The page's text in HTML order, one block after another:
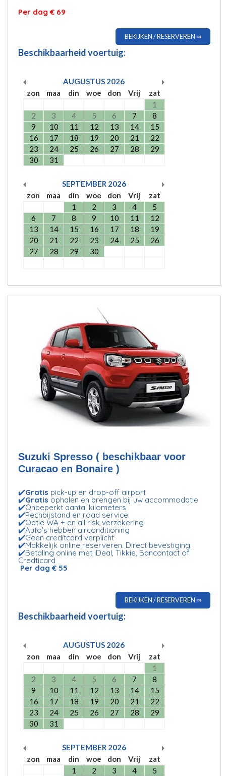
Per dag € 69
BEKIJKEN / RESERVEREN ⇒
Beschikbaarheid voertuig:
AUGUSTUS 2026
zon
maa din woe don Vrij
zat
1
2
3 4 5 6 7
8
9
10 11 12 13 14
15
16
17 18 19 20 21
22
23
24 25 26 27 28
29
30
31
SEPTEMBER 2026
zon
maa din woe don Vrij
zat
1
2 3 4
5
6
7 8 9 10 11
12
13
14 15 16 17 18
19
20
21 22 23 24 25
26
27
28 29 30
Suzuki Spresso ( beschikbaar voor
Curacao en Bonaire )
✔️Gratis pick-up en drop-off airport
✔️Gratis ophalen en brengen bij uw accommodatie
✔️Onbeperkt aantal kilometers
✔️Pechbijstand en road service
✔️Optie WA + en all risk verzekering
✔️Auto's hebben airconditioning
✔️Geen creditcard verplicht
✔️Makkelijk online reserveren. Direct bevestiging.
✔️Betaling online met iDeal, Tikkie, Bancontact of
Credticard
Per dag € 55
BEKIJKEN / RESERVEREN ⇒
Beschikbaarheid voertuig:
AUGUSTUS 2026
zon
maa din woe don Vrij
zat
1
2
3 4 5 6 7
8
9
10 11 12 13 14
15
16
17 18 19 20 21
22
23
24 25 26 27 28
29
30
31
SEPTEMBER 2026
zon
maa din woe don Vrij
zat
1
2 3 4
5